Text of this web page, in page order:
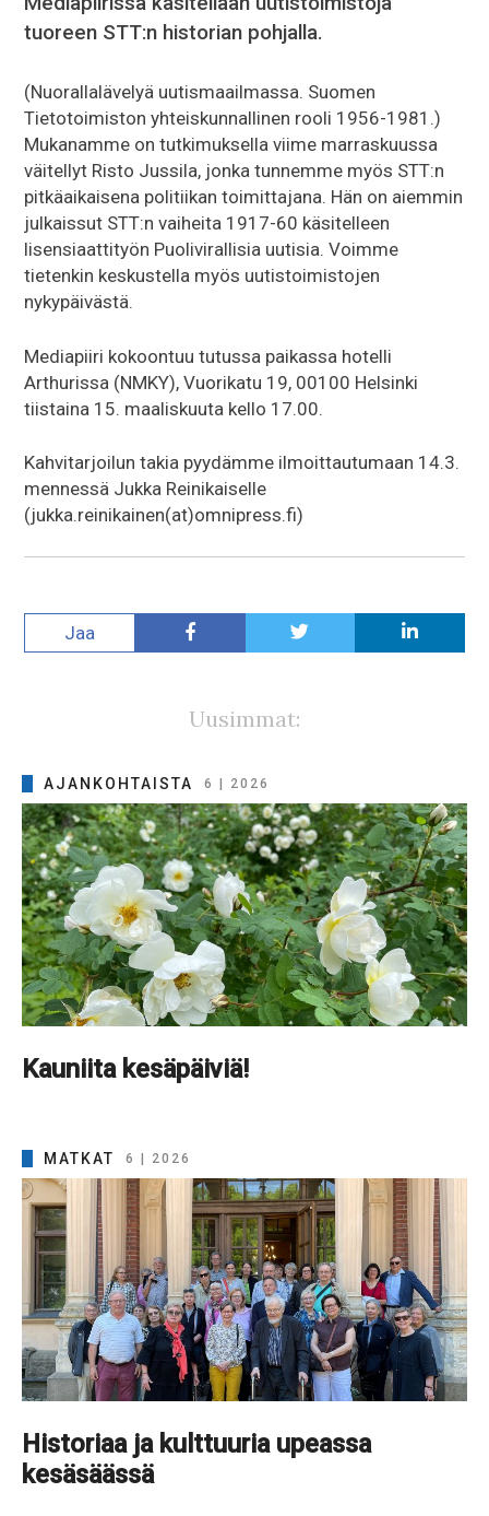
tuoreen STT:n historian pohjalla.
(Nuorallalävelyä uutismaailmassa. Suomen
Tietotoimiston yhteiskunnallinen rooli 1956-1981.)
Mukanamme on tutkimuksella viime marraskuussa
väitellyt Risto Jussila, jonka tunnemme myös STT:n
pitkäaikaisena politiikan toimittajana. Hän on aiemmin
julkaissut STT:n vaiheita 1917-60 käsitelleen
lisensiaattityön Puolivirallisia uutisia. Voimme
tietenkin keskustella myös uutistoimistojen
nykypäivästä.
Mediapiiri kokoontuu tutussa paikassa hotelli
Arthurissa (NMKY), Vuorikatu 19, 00100 Helsinki
tiistaina 15. maaliskuuta kello 17.00.
Kahvitarjoilun takia pyydämme ilmoittautumaan 14.3.
mennessä Jukka Reinikaiselle
(jukka.reinikainen(at)omnipress.fi)
Jaa
Uusimmat:
AJANKOHTAISTA 6 | 2026
Kauniita kesäpäiviä!
MATKAT 6 | 2026
Historiaa ja kulttuuria upeassa
kesäsäässä